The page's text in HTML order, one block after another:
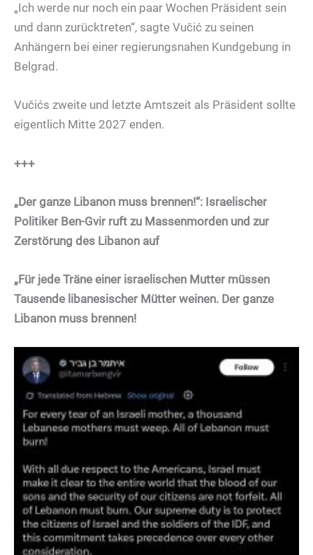
„Ich werde nur noch ein paar Wochen Präsident sein
und dann zurücktreten“, sagte Vučić zu seinen
Anhängern bei einer regierungsnahen Kundgebung in
Belgrad.
Vučićs zweite und letzte Amtszeit als Präsident sollte
eigentlich Mitte 2027 enden.
+++
„Der ganze Libanon muss brennen!“: Israelischer
Politiker Ben-Gvir ruft zu Massenmorden und zur
Zerstörung des Libanon auf
„Für jede Träne einer israelischen Mutter müssen
Tausende libanesischer Mütter weinen. Der ganze
Libanon muss brennen!